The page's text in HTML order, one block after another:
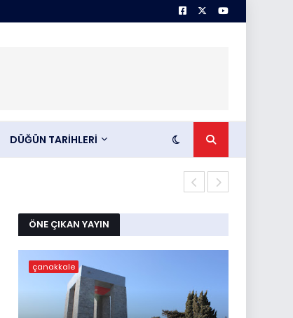
DÜĞÜN TARİHLERİ
ÖNE ÇIKAN YAYIN
çanakkale